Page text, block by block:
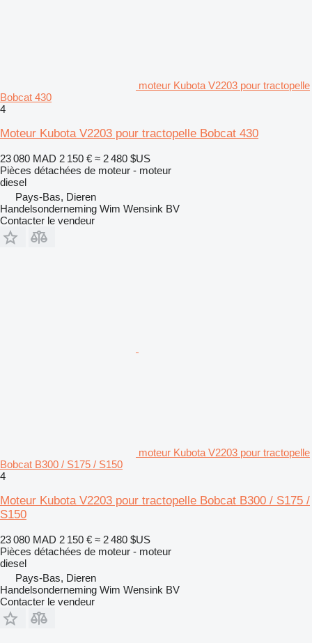
moteur Kubota V2203 pour tractopelle
Bobcat 430
4
Moteur Kubota V2203 pour tractopelle Bobcat 430
23 080 MAD 2 150 € ≈ 2 480 $US
Pièces détachées de moteur - moteur
diesel
Pays-Bas, Dieren
Handelsonderneming Wim Wensink BV
Contacter le vendeur
moteur Kubota V2203 pour tractopelle
Bobcat B300 / S175 / S150
4
Moteur Kubota V2203 pour tractopelle Bobcat B300 / S175 /
S150
23 080 MAD 2 150 € ≈ 2 480 $US
Pièces détachées de moteur - moteur
diesel
Pays-Bas, Dieren
Handelsonderneming Wim Wensink BV
Contacter le vendeur